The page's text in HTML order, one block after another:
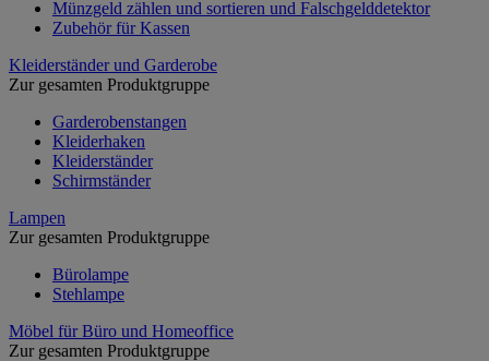
Münzgeld zählen und sortieren und Falschgelddetektor
Zubehör für Kassen
Kleiderständer und Garderobe
Zur gesamten Produktgruppe
Garderobenstangen
Kleiderhaken
Kleiderständer
Schirmständer
Lampen
Zur gesamten Produktgruppe
Bürolampe
Stehlampe
Möbel für Büro und Homeoffice
Zur gesamten Produktgruppe